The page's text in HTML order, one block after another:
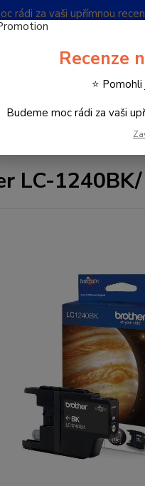
rádi za vaši upřímnou
materiál k tiskárnám
LC-
Recenze
⭐
Budeme moc rádi za vaši